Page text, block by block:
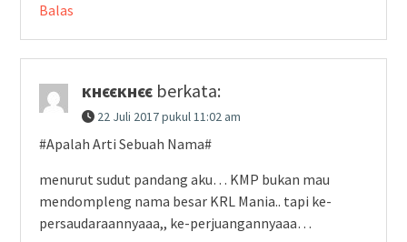
Balas
кнєєкнєє berkata:
22 Juli 2017 pukul 11:02 am
#Apalah Arti Sebuah Nama#
menurut sudut pandang aku… KMP bukan mau
mendompleng nama besar KRL Mania.. tapi ke-
persaudaraannyaaa,, ke-perjuangannyaaa…